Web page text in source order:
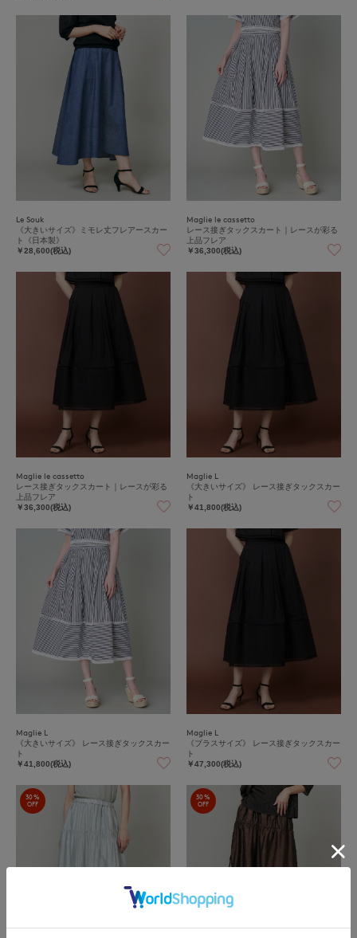
Le Souk
《大きいサイズ》ミモレ丈フレアースカー
ト《日本製》
￥28,600(税込)
Maglie le cassetto
レース接ぎタックスカート｜レースが彩る
上品フレア
￥36,300(税込)
Maglie le cassetto
レース接ぎタックスカート｜レースが彩る
上品フレア
￥36,300(税込)
Maglie L
《大きいサイズ》 レース接ぎタックスカー
ト
￥41,800(税込)
Maglie L
《大きいサイズ》 レース接ぎタックスカー
ト
￥41,800(税込)
Maglie L
《プラスサイズ》 レース接ぎタックスカー
ト
￥47,300(税込)
30%
OFF
30%
OFF